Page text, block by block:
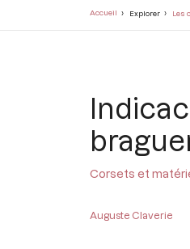
Accueil Explorer Les
Corsets et
Auguste Claverie